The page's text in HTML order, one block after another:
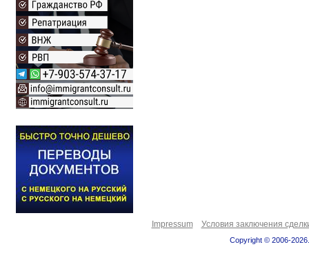
Impressum Условия заключения
Copyright © 2006-